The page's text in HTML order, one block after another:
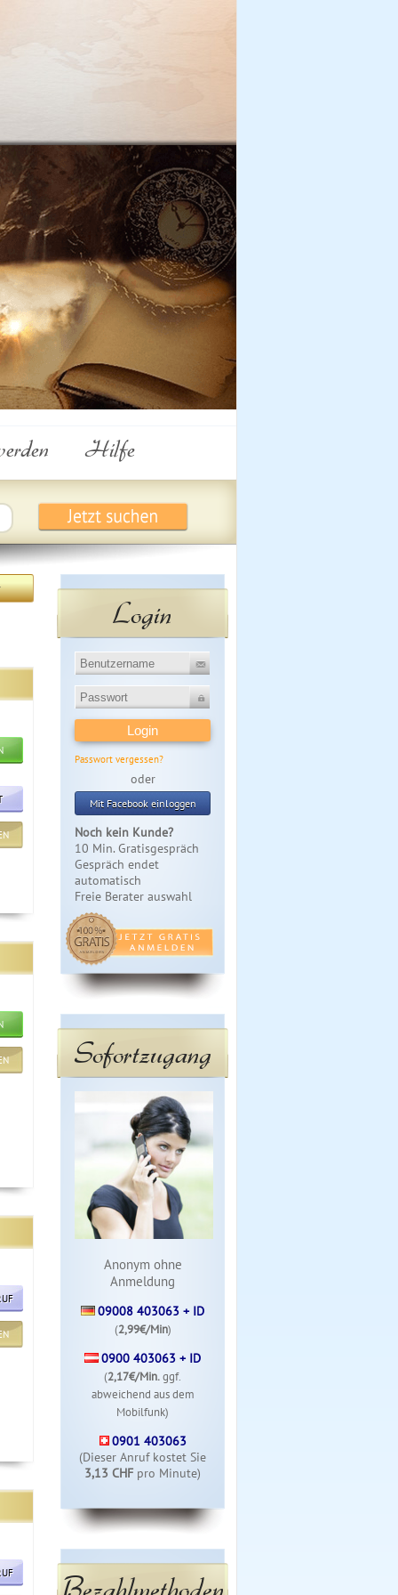
Hilfe
Login
Passwort vergessen?
oder
Mit Facebook einloggen
Noch kein Kunde?
10 Min. Gratisgespräch
Gespräch endet
automatisch
Freie Berater auswahl
Sofortzugang
Anonym ohne
Anmeldung
09008 403063 + ID
(2,99€/Min)
0900 403063 + ID
(2,17€/Min.ggf.
abweichend aus dem
Mobilfunk)
0901 403063
(Dieser Anruf kostet Sie
3,13 CHF pro Minute)
Bezahlmethoden